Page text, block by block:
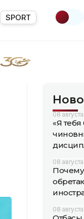
SPORT
08
«Я
08
Почему
08